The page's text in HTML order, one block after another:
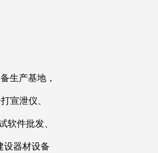
生产基地，
宣泄仪、
软件批发、
设器材设备